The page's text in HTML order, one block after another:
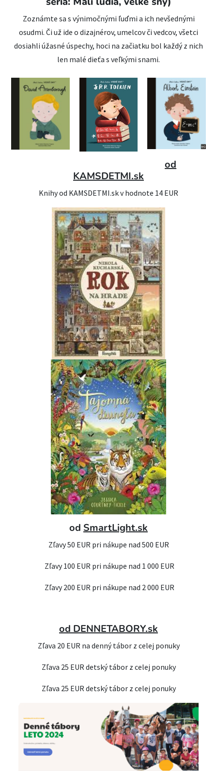
Zoznámte sa s výnimočnými ľuďmi a ich nevšednými
osudmi. Či už ide o dizajnérov, umelcov či vedcov, všetci
dosiahli úžasné úspechy, hoci na začiatku bol každý z nich
len malé dieťa s veľkými snami.
od
KAMSDETMI.sk
Knihy od KAMSDETMI.sk v hodnote 14 EUR
od SmartLight.sk
Zľavy 50 EUR pri nákupe nad 500 EUR
Zľavy 100 EUR pri nákupe nad 1 000 EUR
Zľavy 200 EUR pri nákupe nad 2 000 EUR
od DENNETABORY.sk
Zľava 20 EUR na denný tábor z celej ponuky
Zľava 25 EUR detský tábor z celej ponuky
Zľava 25 EUR detský tábor z celej ponuky